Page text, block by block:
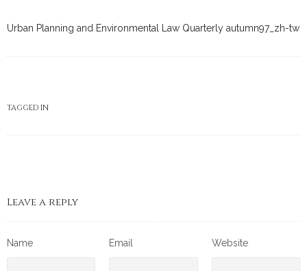
Urban Planning and Environmental Law Quarterly autumn97_zh-tw
TAGGED IN
Leave a reply
Name Email Website